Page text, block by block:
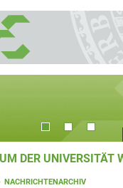
DER UNIVERSITÄT
NACHRICHTENARCHIV